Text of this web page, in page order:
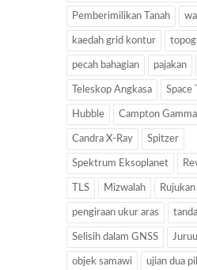
Pemberimilikan Tanah
kaedah grid kontur
pecah bahagian pajakan
Teleskop Angkasa Space
Hubble Campton
Candra X-Ray Spitzer
Spektrum Eksoplanet
TLS Mizwalah
pengiraan ukur aras
Selisih dalam GNSS
objek samawi ujian dua